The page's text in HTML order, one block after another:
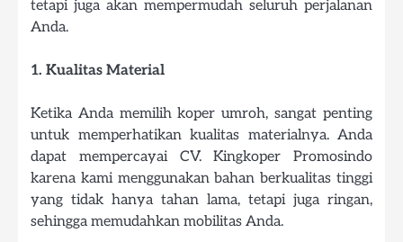
tetapi juga akan mempermudah seluruh perjalanan
Anda.
1. Kualitas Material
Ketika Anda memilih koper umroh, sangat penting
untuk memperhatikan kualitas materialnya. Anda
dapat mempercayai CV. Kingkoper Promosindo
karena kami menggunakan bahan berkualitas tinggi
yang tidak hanya tahan lama, tetapi juga ringan,
sehingga memudahkan mobilitas Anda.